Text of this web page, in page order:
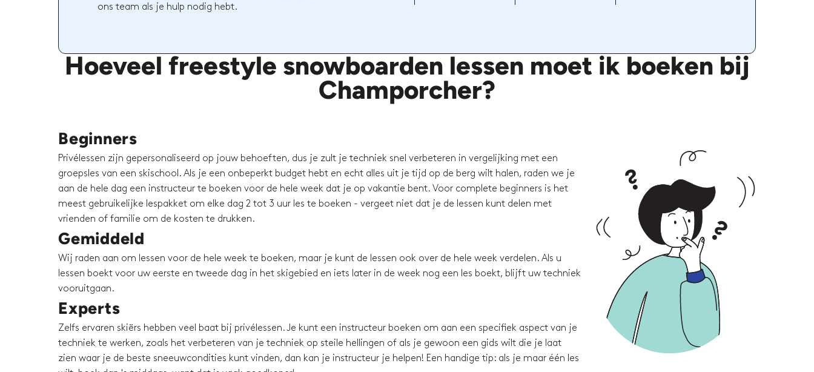
ons team als je hulp nodig hebt.
Hoeveel freestyle snowboarden lessen moet ik boeken bij
Champorcher?
Beginners
Privélessen zijn gepersonaliseerd op jouw behoeften, dus je zult je techniek snel verbeteren in vergelijking met een
groepsles van een skischool. Als je een onbeperkt budget hebt en echt alles uit je tijd op de berg wilt halen, raden we je
aan de hele dag een instructeur te boeken voor de hele week dat je op vakantie bent. Voor complete beginners is het
meest gebruikelijke lespakket om elke dag 2 tot 3 uur les te boeken - vergeet niet dat je de lessen kunt delen met
vrienden of familie om de kosten te drukken.
Gemiddeld
Wij raden aan om lessen voor de hele week te boeken, maar je kunt de lessen ook over de hele week verdelen. Als u
lessen boekt voor uw eerste en tweede dag in het skigebied en iets later in de week nog een les boekt, blijft uw techniek
vooruitgaan.
Experts
Zelfs ervaren skiërs hebben veel baat bij privélessen. Je kunt een instructeur boeken om aan een specifiek aspect van je
techniek te werken, zoals het verbeteren van je techniek op steile hellingen of als je gewoon een gids wilt die je laat
zien waar je de beste sneeuwcondities kunt vinden, dan kan je instructeur je helpen! Een handige tip: als je maar één les